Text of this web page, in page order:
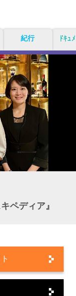
紀行 ドキュ
ペディア』